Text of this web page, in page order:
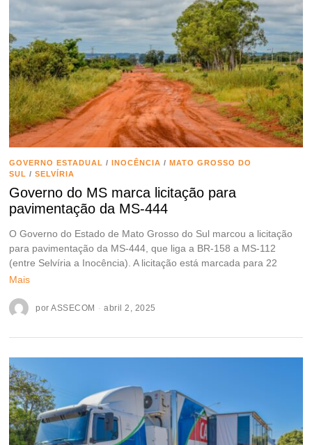
GOVERNO ESTADUAL / INOCÊNCIA / MATO GROSSO DO
SUL / SELVÍRIA
Governo do MS marca licitação para
pavimentação da MS-444
O Governo do Estado de Mato Grosso do Sul marcou a licitação
para pavimentação da MS-444, que liga a BR-158 a MS-112
(entre Selvíria a Inocência). A licitação está marcada para 22
Mais
porASSECOM abril 2, 2025